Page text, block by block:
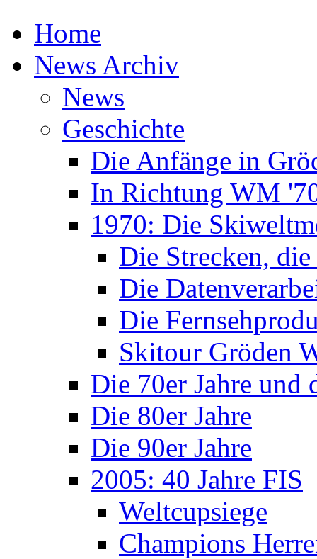
Home
News Archiv
News
Geschichte
Die Anfänge in
In Richtung WM
1970: Die
Die Strecken,
Die
Die
Skitour Gröden
Die 70er Jahre und
Die 80er Jahre
Die 90er Jahre
2005: 40 Jahre FIS
Weltcupsiege
Champions